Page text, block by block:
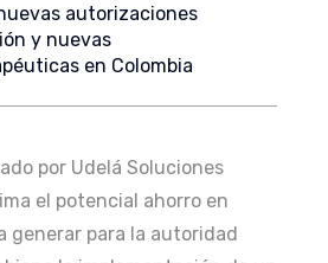
autorizaciones
y nuevas
en Colombia
por Udelá Soluciones
el potencial ahorro en
generar para la autoridad